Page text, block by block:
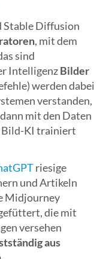
Stable Diffusion
, mit dem
sind
IntelligenzBilder
werden dabei
verstanden,
mit den Daten
Bild-KI trainiert
riesige
und Artikeln
Midjourney
die mit
versehen
aus